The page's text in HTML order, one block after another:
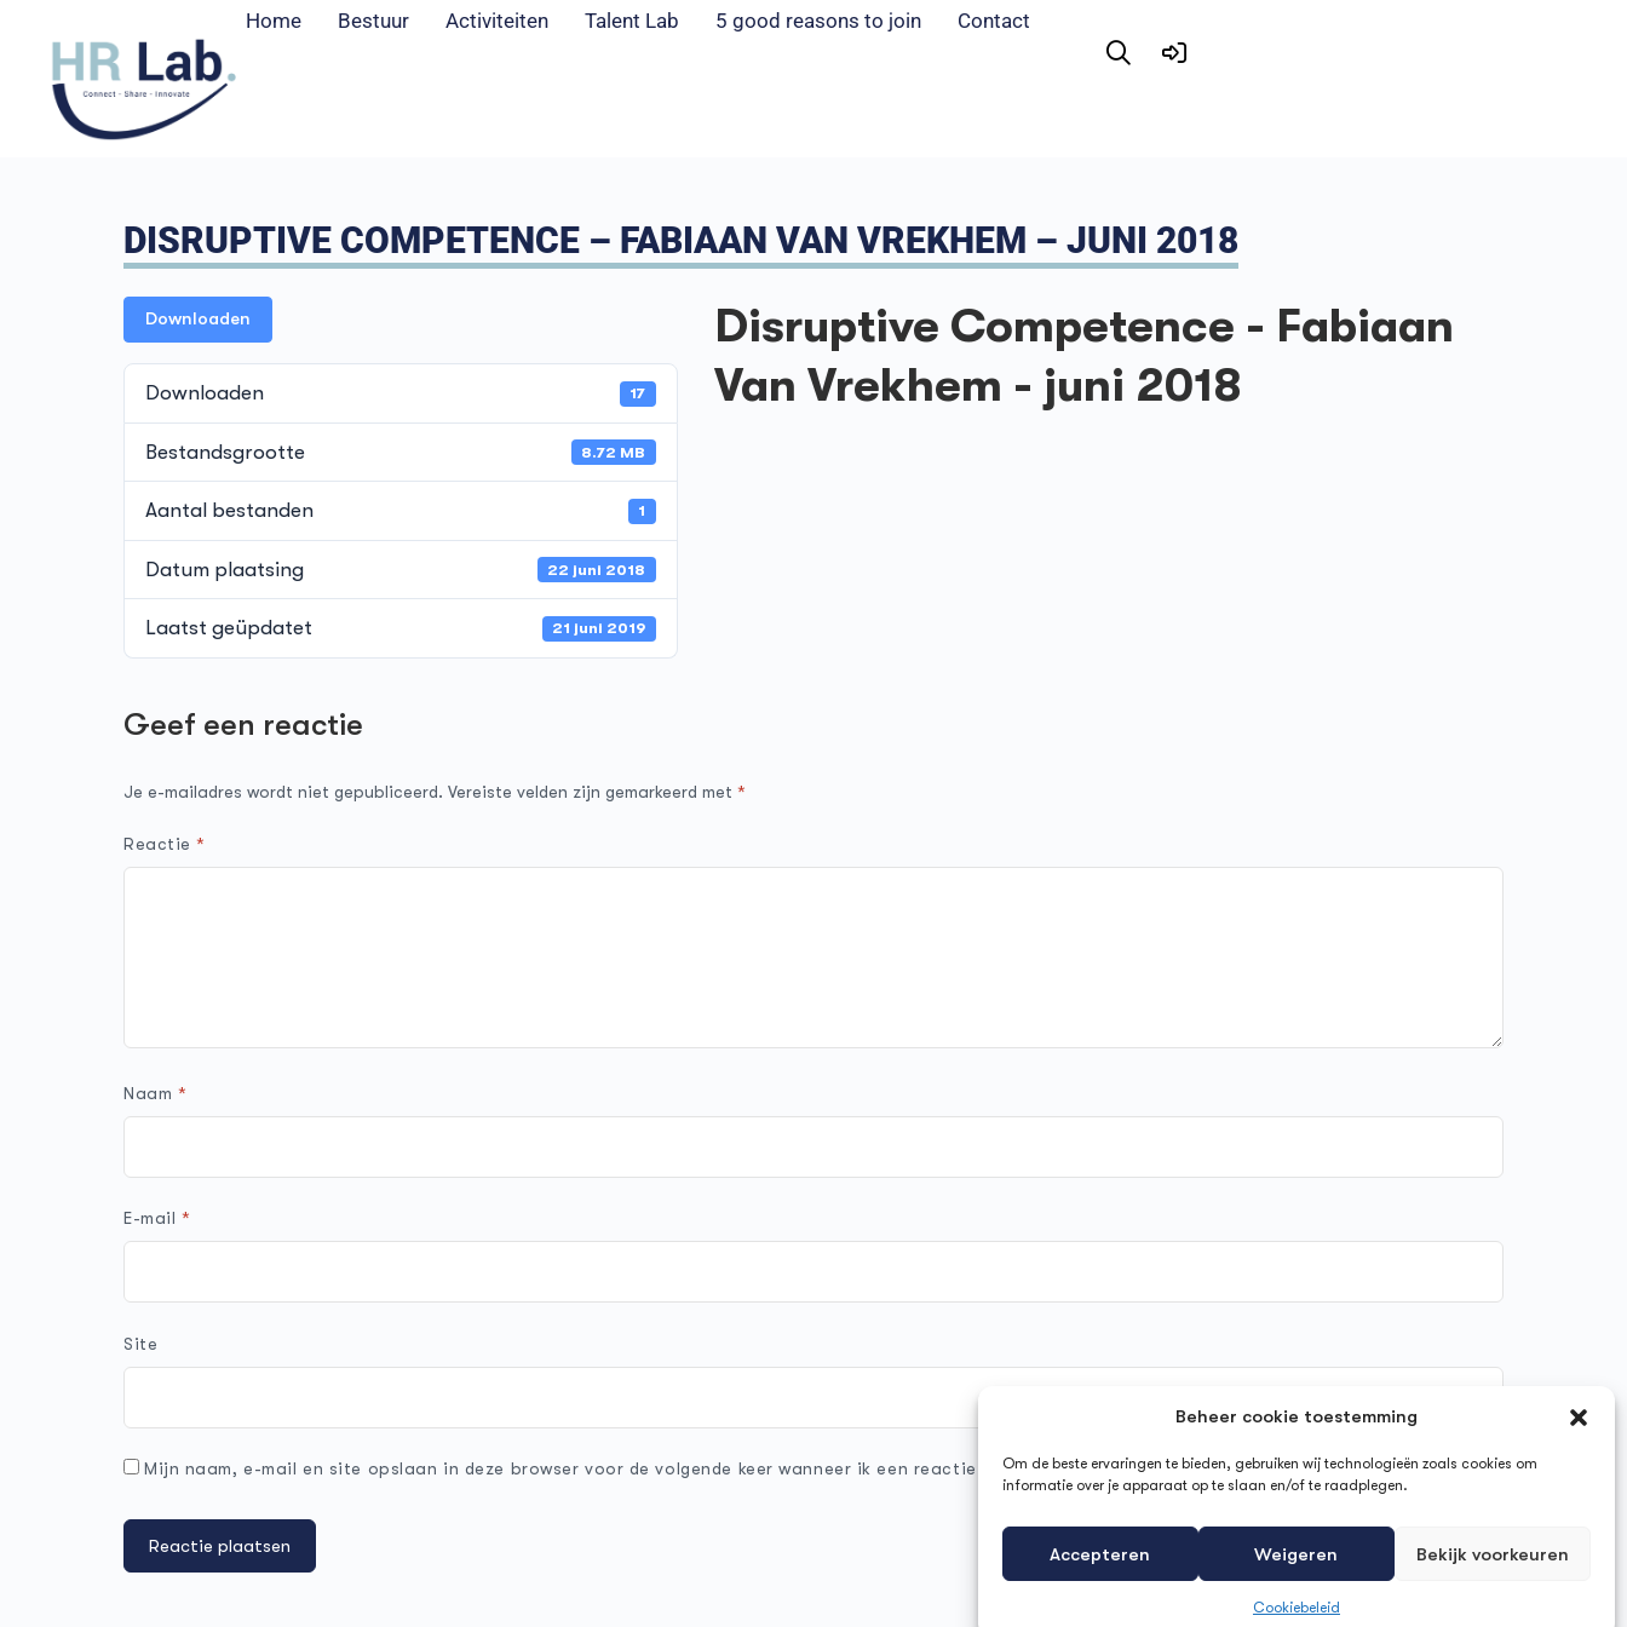
Beheer cookie toestemming
Om de beste ervaringen te bieden, gebruiken wij technologieën zoals cookies om
informatie over je apparaat op te slaan en/of te raadplegen.
Accepteren Weigeren Bekijk voorkeuren
Cookiebeleid
Home Bestuur Activiteiten Talent Lab 5 good reasons to join Contact
DISRUPTIVE COMPETENCE – FABIAAN VAN VREKHEM – JUNI 2018
Downloaden
Downloaden 17
Bestandsgrootte 8.72 MB
Aantal bestanden 1
Datum plaatsing 22 juni 2018
Laatst geüpdatet 21 juni 2019
Disruptive Competence - Fabiaan
Van Vrekhem - juni 2018
Geef een reactie
Je e-mailadres wordt niet gepubliceerd. Vereiste velden zijn gemarkeerd met *
Reactie*
Naam *
E-mail *
Site
Mijn naam, e-mail en site opslaan in deze browser voor de volgende keer wanneer ik een reactie plaats.